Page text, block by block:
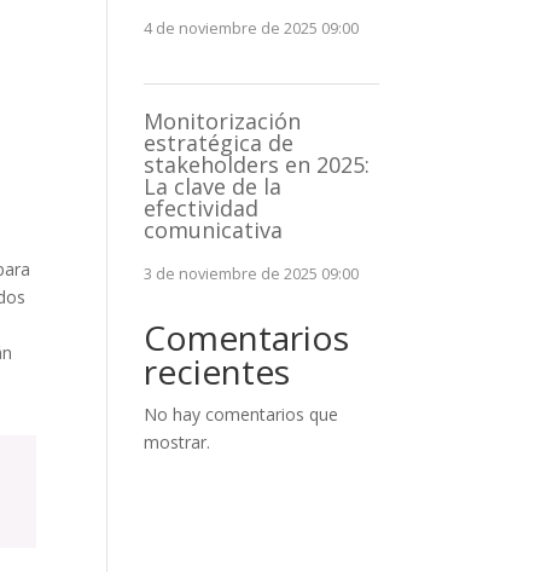
4 de noviembre de 2025 09:00
Monitorización
estratégica de
stakeholders en 2025:
La clave de la
efectividad
comunicativa
3 de noviembre de 2025 09:00
Comentarios
recientes
No hay comentarios que
mostrar.